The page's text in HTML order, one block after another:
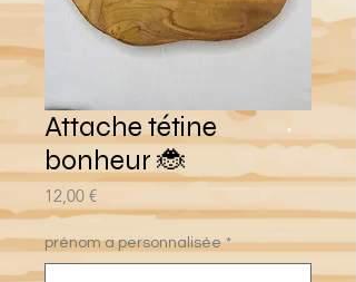
Attache tétine
bonheur 🐞
12,00 €Prix
prénom a personnalisée *